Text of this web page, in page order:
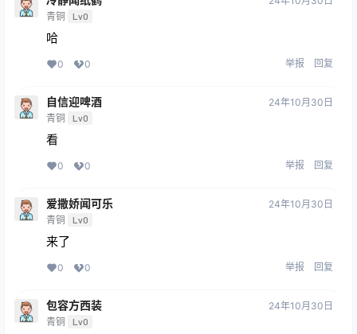
青铜 Lv0
哈
0 0 举报 回复
自信迎啤酒
青铜 Lv0
24年10月30日
看
0 0 举报 回复
爱撒娇闻可乐
青铜 Lv0
24年10月30日
来了
0 0 举报 回复
包容方西装
青铜 Lv0
24年10月30日